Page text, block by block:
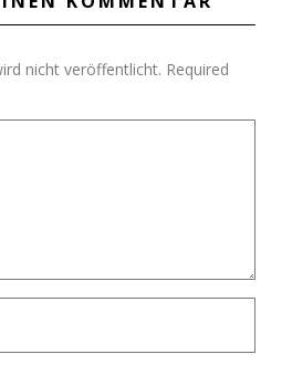
nicht veröffentlicht. Required